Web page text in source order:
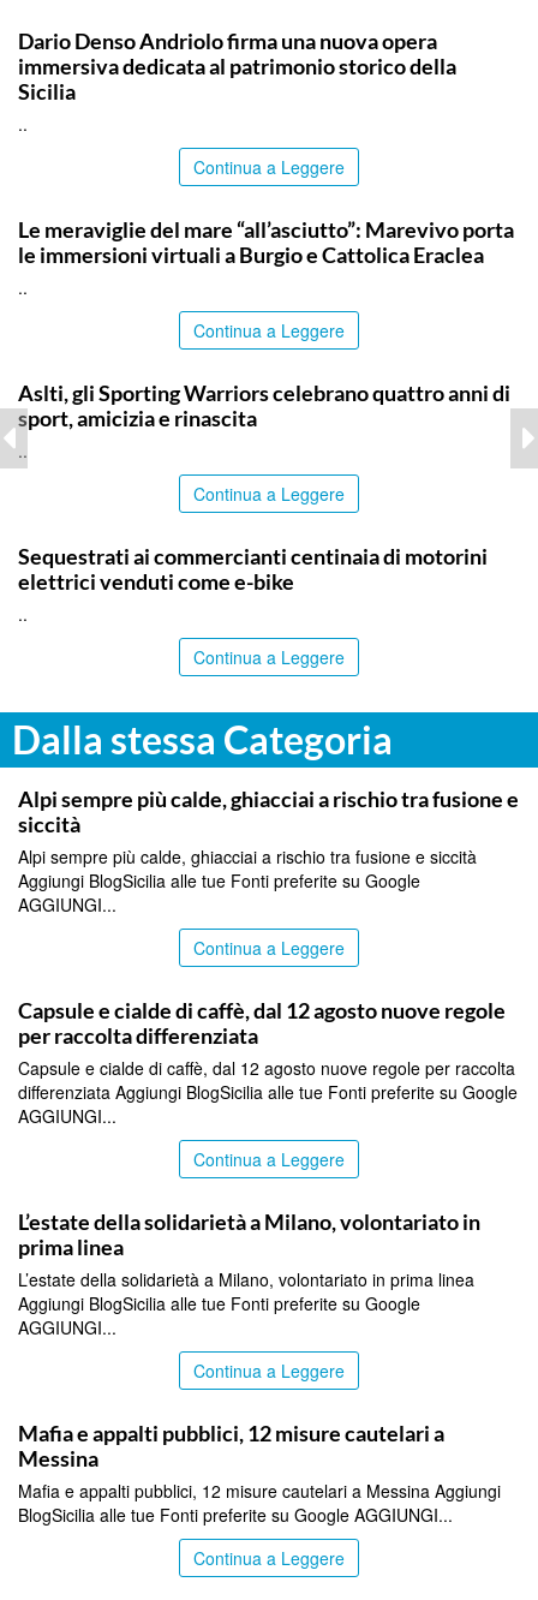
Dario Denso Andriolo firma una nuova opera
immersiva dedicata al patrimonio storico della
Sicilia
..
Continua a Leggere
Le meraviglie del mare “all’asciutto”: Marevivo porta
le immersioni virtuali a Burgio e Cattolica Eraclea
..
Continua a Leggere
Aslti, gli Sporting Warriors celebrano quattro anni di
sport, amicizia e rinascita
..
Continua a Leggere
Sequestrati ai commercianti centinaia di motorini
elettrici venduti come e-bike
..
Continua a Leggere
Dalla stessa Categoria
ITALPRESS
Alpi sempre più calde, ghiacciai a rischio tra fusione e
siccità
Alpi sempre più calde, ghiacciai a rischio tra fusione e siccità
Aggiungi BlogSicilia alle tue Fonti preferite su Google
AGGIUNGI...
Continua a Leggere
Capsule e cialde di caffè, dal 12 agosto nuove regole
per raccolta differenziata
Capsule e cialde di caffè, dal 12 agosto nuove regole per raccolta
differenziata Aggiungi BlogSicilia alle tue Fonti preferite su Google
AGGIUNGI...
Continua a Leggere
L’estate della solidarietà a Milano, volontariato in
prima linea
L’estate della solidarietà a Milano, volontariato in prima linea
Aggiungi BlogSicilia alle tue Fonti preferite su Google
AGGIUNGI...
Continua a Leggere
Mafia e appalti pubblici, 12 misure cautelari a
Messina
Mafia e appalti pubblici, 12 misure cautelari a Messina Aggiungi
BlogSicilia alle tue Fonti preferite su Google AGGIUNGI...
Continua a Leggere